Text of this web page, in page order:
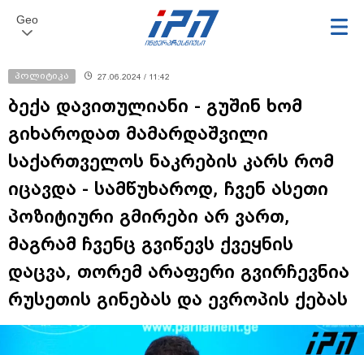
Geo
პოლიტიკა 27.06.2024 / 11:42
ბექა დავითულიანი - გუშინ ხომ
გიხაროდათ მამარდაშვილი
საქართველოს ნაკრების კარს რომ
იცავდა - სამწუხაროდ, ჩვენ ასეთი
პოზიტიური გმირები არ ვართ,
მაგრამ ჩვენც გვიწევს ქვეყნის
დაცვა, თორემ არაფერი გვირჩევნია
რუსეთის გინებას და ევროპის ქებას